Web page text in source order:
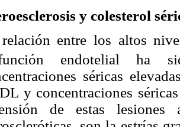
y colesterol
entre los altos
endotelial ha
séricas
y concentraciones
de estas lesiones